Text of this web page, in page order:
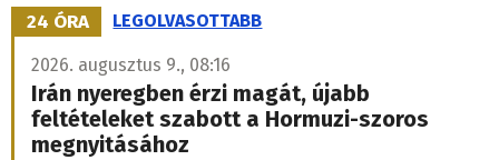
24 ÓRA LEGOLVASOTTABB
2026. augusztus 9., 08:16
Irán nyeregben érzi magát, újabb
feltételeket szabott a Hormuzi-szoros
megnyitásához